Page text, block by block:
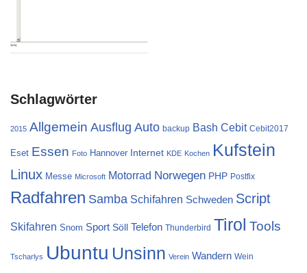
Schlagwörter
2015 Allgemein Ausflug Auto backup Bash Cebit Cebit2017
Eset Essen Foto Hannover Internet KDE Kochen Kufstein
Linux Messe Microsoft Motorrad Norwegen PHP Postfix
Radfahren Samba Schifahren Schweden Script
Skifahren Snom Sport Söll Telefon Thunderbird Tirol Tools
Tscharlys Ubuntu Unsinn Verein Wandern Wein